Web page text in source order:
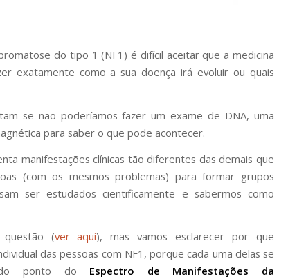
do tipo 1 (NF1) é difícil aceitar que a medicina
exatamente como a sua doença irá evoluir ou quais
se não poderíamos fazer um exame de DNA, uma
para saber o que pode acontecer.
manifestações clínicas tão diferentes das demais que
(com os mesmos problemas) para formar grupos
ser estudados cientificamente e sabermos como
questão (ver aqui), mas vamos esclarecer por que
das pessoas com NF1, porque cada uma delas se
ponto do Espectro de Manifestações da